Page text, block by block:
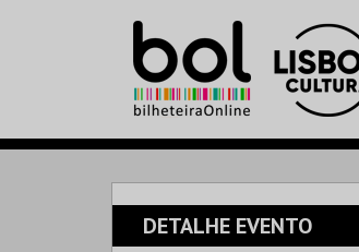
DETALHE EVENTO